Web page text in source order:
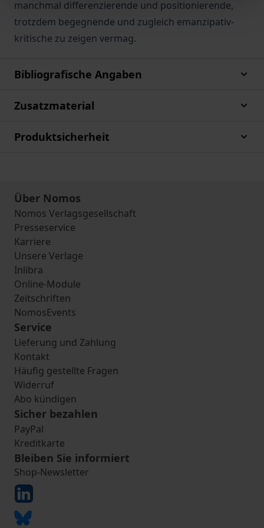
manchmal differenzierende und positionierende,
trotzdem begegnende und zugleich emanzipativ-
kritische zu zeigen vermag.
Bibliografische Angaben
Zusatzmaterial
Produktsicherheit
Über Nomos
Nomos Verlagsgesellschaft
Presseservice
Karriere
Unsere Verlage
Inlibra
Online-Module
Zeitschriften
NomosEvents
Service
Lieferung und Zahlung
Kontakt
Häufig gestellte Fragen
Widerruf
Abo kündigen
Sicher bezahlen
PayPal
Kreditkarte
Bleiben Sie informiert
Shop-Newsletter